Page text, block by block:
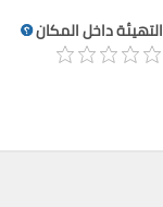
التهيئة داخل المكان